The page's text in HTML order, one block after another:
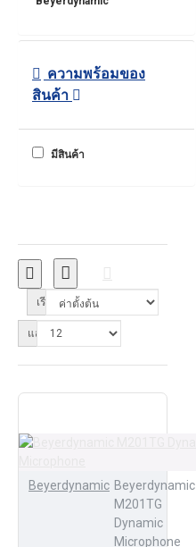
ความพร้อมของ
สินค้า
มีสินค้า
เรียงลำดับ:
แสดง:
Beyerdynamic Beyerdynamic
M201TG
Dynamic
Microphone